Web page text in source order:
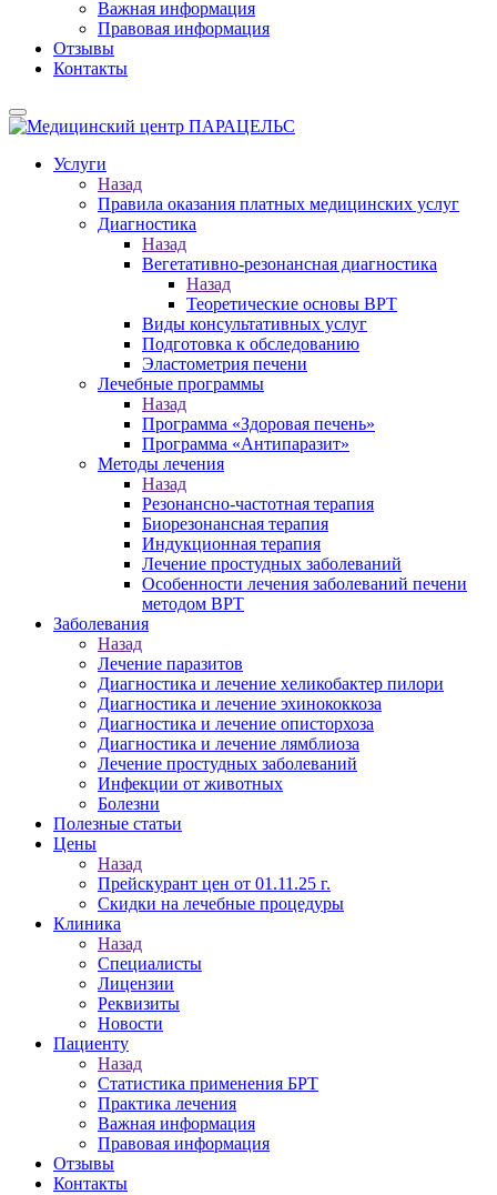
Важная информация
Правовая информация
Отзывы
Контакты
Услуги
Назад
Правила оказания платных медицинских услуг
Диагностика
Назад
Вегетативно-резонансная диагностика
Назад
Теоретические основы ВРТ
Виды консультативных услуг
Подготовка к обследованию
Эластометрия печени
Лечебные программы
Назад
Программа «Здоровая печень»
Программа «Антипаразит»
Методы лечения
Назад
Резонансно-частотная терапия
Биорезонансная терапия
Индукционная терапия
Лечение простудных заболеваний
Особенности лечения заболеваний печени
методом ВРТ
Заболевания
Назад
Лечение паразитов
Диагностика и лечение хеликобактер пилори
Диагностика и лечение эхинококкоза
Диагностика и лечение описторхоза
Диагностика и лечение лямблиоза
Лечение простудных заболеваний
Инфекции от животных
Болезни
Полезные статьи
Цены
Назад
Прейскурант цен от 01.11.25 г.
Скидки на лечебные процедуры
Клиника
Назад
Специалисты
Лицензии
Реквизиты
Новости
Пациенту
Назад
Статистика применения БРТ
Практика лечения
Важная информация
Правовая информация
Отзывы
Контакты